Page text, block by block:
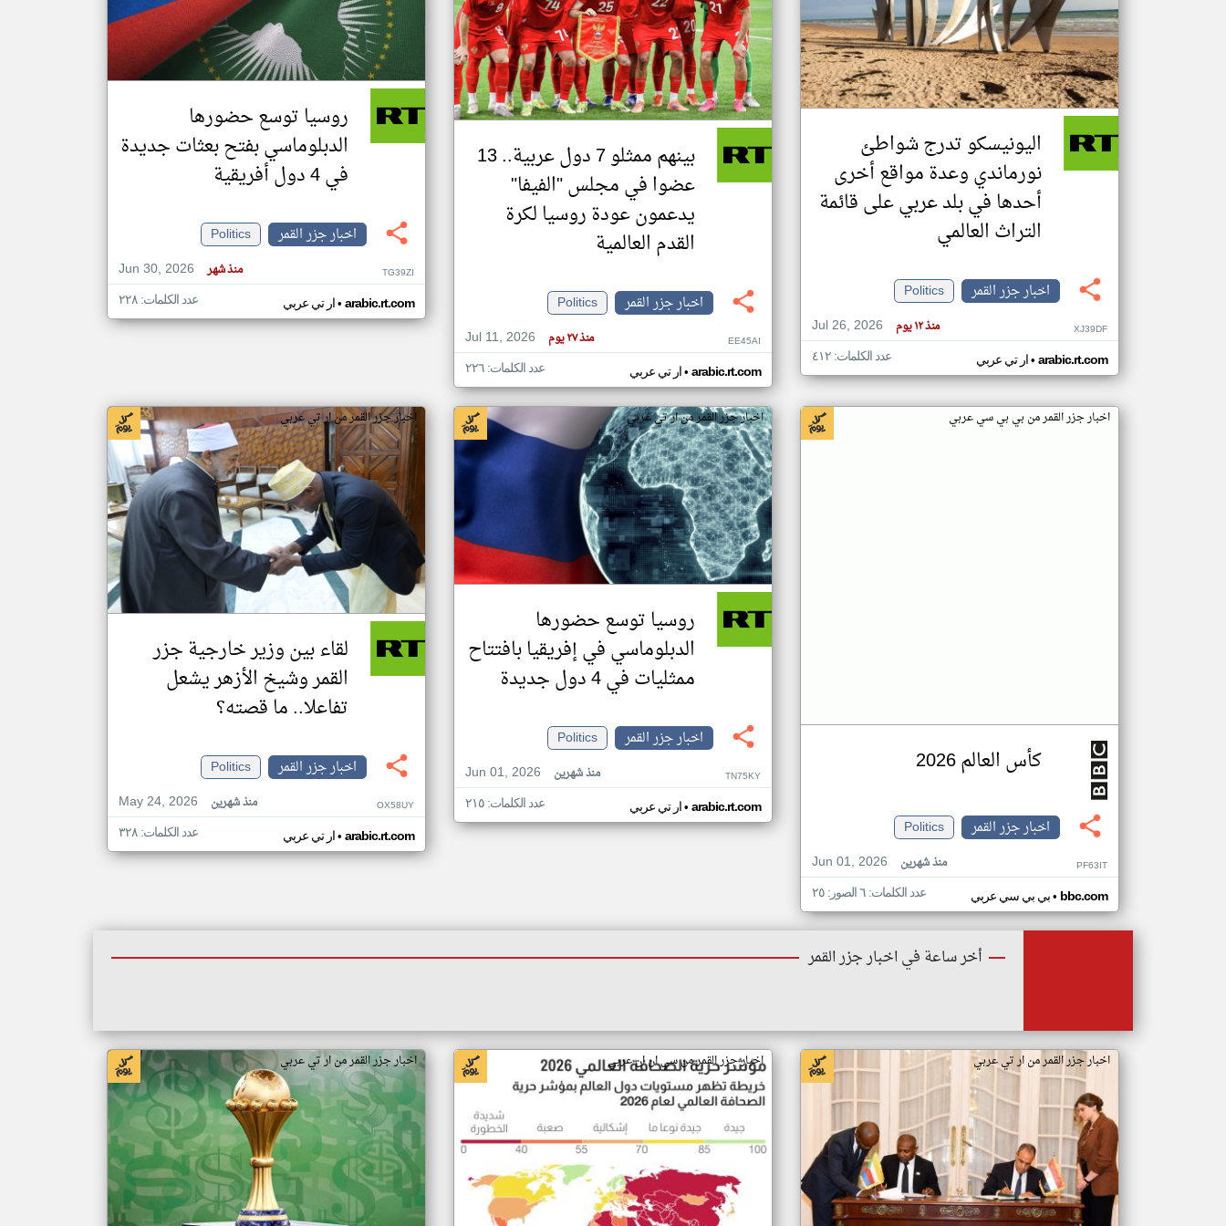
تغيير الدولة
اخبار جزر القمر على مدار الساعة
أهم اخبار جزر القمر العاجلة والمباشرة
اليونيسكو تدرج شواطئ
نورماندي وعدة مواقع أخرى
أحدها في بلد عربي على قائمة
التراث العالمي
اخبار جزر القمر
Politics
Jul 26, 2026
منذ ١٢ يوم XJ39DF
ار تي عربي• arabic.rt.com عدد الكلمات: ٤١٢
بينهم ممثلو 7 دول عربية.. 13
عضوا في مجلس "الفيفا"
يدعمون عودة روسيا لكرة
القدم العالمية
اخبار جزر القمر
Politics
Jul 11, 2026
منذ ٢٧ يوم EE45AI
ار تي عربي• arabic.rt.com عدد الكلمات: ٢٢٦
روسيا توسع حضورها
الدبلوماسي بفتح بعثات جديدة
في 4 دول أفريقية
اخبار جزر القمر
Politics
Jun 30, 2026
منذ شهر TG39ZI
ار تي عربي• arabic.rt.com عدد الكلمات: ٢٢٨
اخبار جزر القمر من بي بي سي عربي
كأس العالم 2026
اخبار جزر القمر
Politics
Jun 01, 2026
منذ شهرين PF63IT
بي بي سي عربي• bbc.com عدد الكلمات: ٦ الصور: ٢٥
اخبار جزر القمر من ار تي عربي
روسيا توسع حضورها
الدبلوماسي في إفريقيا بافتتاح
ممثليات في 4 دول جديدة
اخبار جزر القمر
Politics
Jun 01, 2026
منذ شهرين TN75KY
ار تي عربي• arabic.rt.com عدد الكلمات: ٢١٥
اخبار جزر القمر من ار تي عربي
لقاء بين وزير خارجية جزر
القمر وشيخ الأزهر يشعل
تفاعلا.. ما قصته؟
اخبار جزر القمر
Politics
May 24, 2026
منذ شهرين OX58UY
ار تي عربي• arabic.rt.com عدد الكلمات: ٣٢٨
أخر ساعة في اخبار جزر القمر
اخبار جزر القمر من ار تي عربي اخبار جزر القمر من سي ان ان عربي اخبار جزر القمر من ار تي عربي
klyoum.com